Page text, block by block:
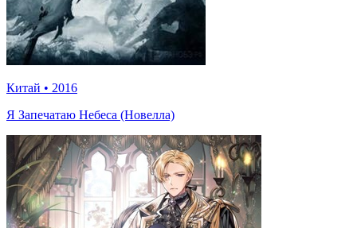
Китай • 2016
Я Запечатаю Небеса (Новелла)